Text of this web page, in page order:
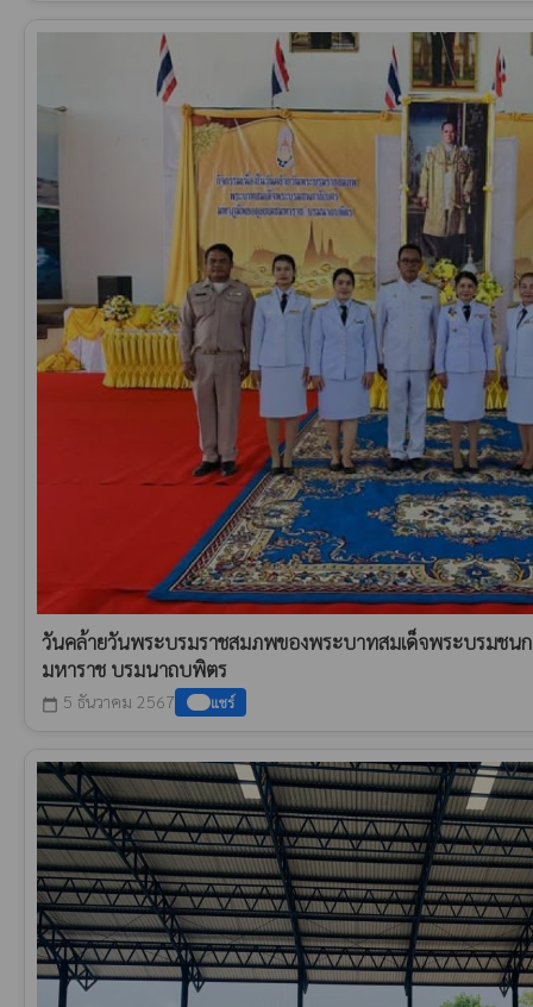
วันคล้ายวันพระบรมราชสมภพของพระบาทสมเด็จพระบรมชน
มหาราช บรมนาถบพิตร
calendar_today 5 ธันวาคม 2567 แชร์